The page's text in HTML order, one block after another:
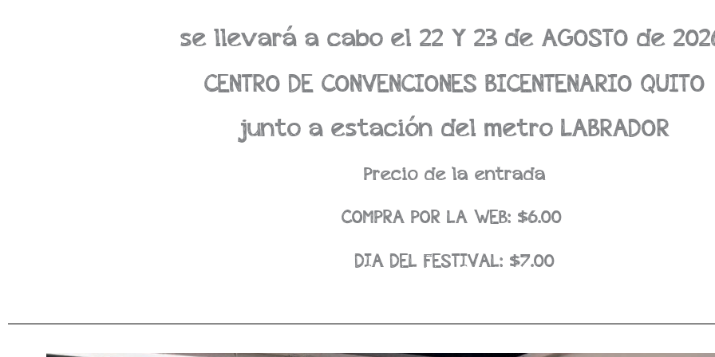
se llevará a cabo el 22 Y 23 de AGOSTO de
CENTRO DE CONVENCIONES BICENTENARIO QUITO
junto a estación del metro LABRADOR
Precio de la entrada
COMPRA POR LA WEB: $6.00
DIA DEL FESTIVAL: $7.00